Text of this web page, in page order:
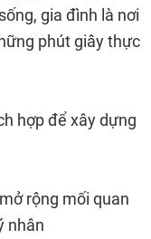
gia đình là nơi
phút giây thực
hợp để xây dựng
rộng mối quan
nhân